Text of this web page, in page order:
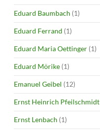
Eduard Baumbach (1)
Eduard Ferrand (1)
Eduard Maria Oettinger (1)
Eduard Mörike (1)
Emanuel Geibel (12)
Ernst Heinrich Pfeilschmidt
Ernst Lenbach (1)